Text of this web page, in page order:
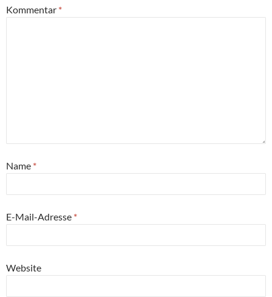
Kommentar *
Name *
E-Mail-Adresse *
Website